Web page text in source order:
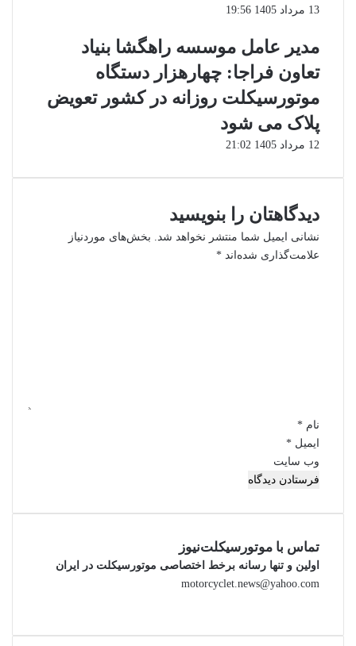
13 مرداد 1405 19:56
مدیر عامل موسسه راهگشا بنیاد
تعاون فراجا: چهارهزار دستگاه
موتورسیکلت روزانه در کشور تعویض
پلاک می شود
12 مرداد 1405 21:02
دیدگاهتان را بنویسید
نشانی ایمیل شما منتشر نخواهد شد.
بخش‌های موردنیاز
علامت‌گذاری شده‌اند *
نام *
ایمیل *
وب‌ سایت
تماس با موتورسیکلت‌نیوز
اولین و تنها رسانه برخط اختصاصی موتورسیکلت در ایران
motorcyclet.news@yahoo.com